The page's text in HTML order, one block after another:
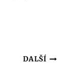
DALŠÍ